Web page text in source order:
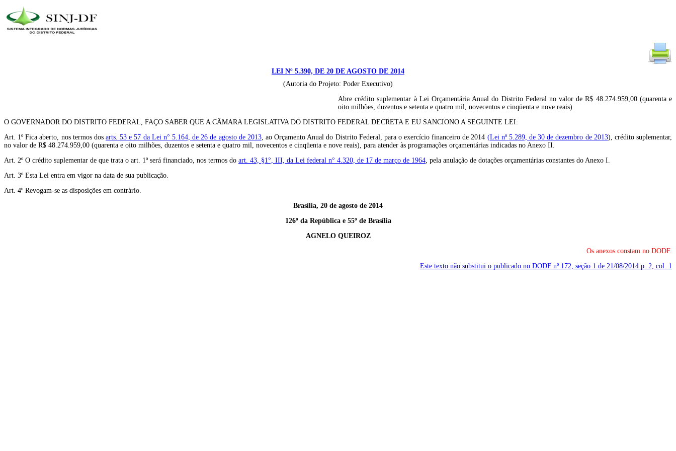
LEI Nº 5.390, DE 20 DE AGOSTO DE 2014
(Autoria do Projeto: Poder Executivo)
Abre crédito suplementar à Lei Orçamentária Anual do Distrito Federal no valor de R$ 48.274.959,00 (quarenta e
oito milhões, duzentos e setenta e quatro mil, novecentos e cinqüenta e nove reais)
O GOVERNADOR DO DISTRITO FEDERAL, FAÇO SABER QUE A CÂMARA LEGISLATIVA DO DISTRITO FEDERAL DECRETA E EU SANCIONO A SEGUINTE LEI:
Art. 1º Fica aberto, nos termos dos arts. 53 e 57 da Lei n° 5.164, de 26 de agosto de 2013, ao Orçamento Anual do Distrito Federal, para o exercício financeiro de 2014 (Lei nº 5.289, de 30 de dezembro de 2013), crédito suplementar,
no valor de R$ 48.274.959,00 (quarenta e oito milhões, duzentos e setenta e quatro mil, novecentos e cinqüenta e nove reais), para atender às programações orçamentárias indicadas no Anexo II.
Art. 2º O crédito suplementar de que trata o art. 1º será financiado, nos termos do art. 43, §1°, III, da Lei federal n° 4.320, de 17 de março de 1964, pela anulação de dotações orçamentárias constantes do Anexo I.
Art. 3º Esta Lei entra em vigor na data de sua publicação.
Art. 4º Revogam-se as disposições em contrário.
Brasília, 20 de agosto de 2014
126º da República e 55º de Brasília
AGNELO QUEIROZ
Os anexos constam no DODF.
Este texto não substitui o publicado no DODF nº 172, seção 1 de 21/08/2014 p. 2, col. 1